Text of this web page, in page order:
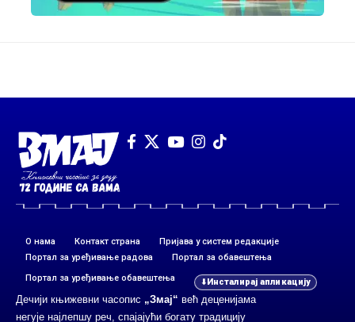
О нама Контакт страна
Пријава у систем редакције
Портал за уређивање радова
Портал за обавештења
Портал за уређивање обавештења Инсталирај апликацију
Дечији књижевни часопис „Змај“ већ деценијама
негује најлепшу реч, спајајући богату традицију